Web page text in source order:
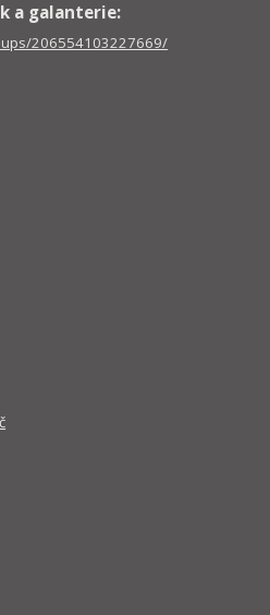
a galanterie:
206554103227669/